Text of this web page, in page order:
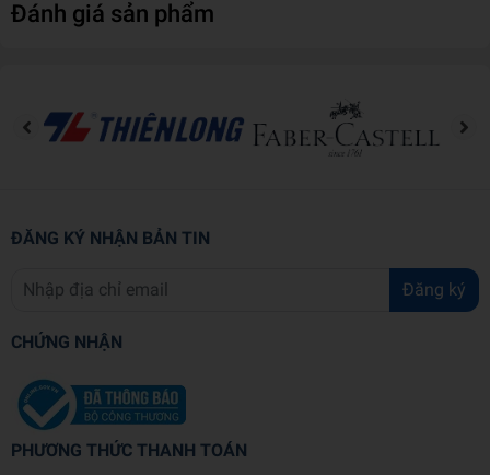
Đánh giá sản phẩm
ĐĂNG KÝ NHẬN BẢN TIN
Đăng ký
CHỨNG NHẬN
PHƯƠNG THỨC THANH TOÁN